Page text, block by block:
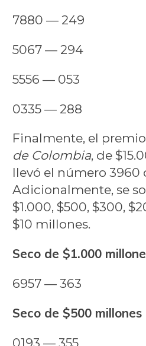
7880 — 249
5067 — 294
5556 — 053
0335 — 288
Finalmente, el
de Colombia, de
llevó el número 3960
Adicionalmente, se
$1.000, $500, $300,
$10 millones.
Seco de $1.000
6957 — 363
Seco de $500 millones
0193 — 355